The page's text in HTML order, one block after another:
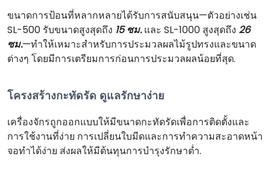
ขนาดการป้อนที่หลากหลายได้รับการสนับสนุน—ตัวอย่างเช่น
SL-500 รับขนาดสูงสุดถึง 15 ซม. และ SL-1000 สูงสุดถึง 26
ซม.—ทำให้เหมาะสำหรับการประมวลผลไม้รูปทรงและขนาด
ต่างๆ โดยมีการเตรียมการก่อนการประมวลผลน้อยที่สุด.
โครงสร้างกะทัดรัด ดูแลรักษาง่าย
เครื่องจักรถูกออกแบบให้มีขนาดกะทัดรัดเพื่อการติดตั้งและ
การใช้งานที่ง่าย การเปลี่ยนใบมีดและการทำความสะอาดหน้า
จอทำได้ง่าย ส่งผลให้มีต้นทุนการบำรุงรักษาต่ำ.